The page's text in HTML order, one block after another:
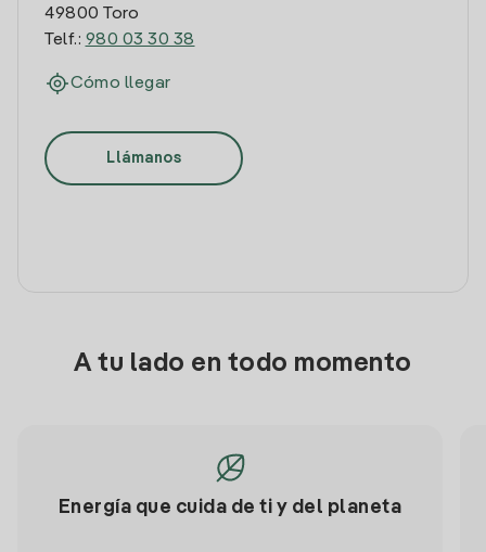
49800 Toro
Telf.: 980 03 30 38
Cómo llegar
Llámanos
A tu lado en todo momento
Energía que cuida de ti y del planeta